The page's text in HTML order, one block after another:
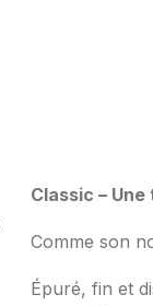
Classic –
Comme son
Épuré, fin et